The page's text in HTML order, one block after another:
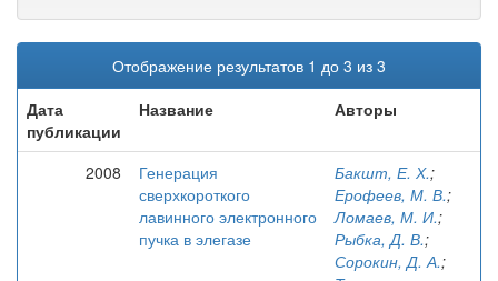
Отображение результатов 1 до 3 из 3
Дата
публикации
Название Авторы
2008
Генерация
сверхкороткого
лавинного электронного
пучка в элегазе
Бакшт, Е. Х.;
Ерофеев, М. В.;
Ломаев, М. И.;
Рыбка, Д. В.;
Сорокин, Д. А.;